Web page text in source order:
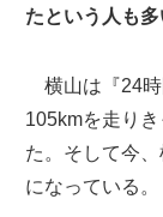
たという人も多
横山は『24時
105kmを走り
た。そして今
になっている。